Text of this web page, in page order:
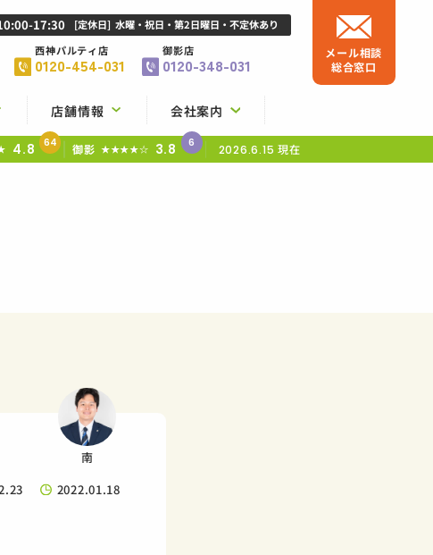
店舗情報 会社案内
17:30 [定休日] 水曜・祝日・第2日曜日・不定休あり
西神パルティ店
0120-454-031
御影店
0120-348-031
メール相談
総合窓口
4.8 64 御影 ★★★★☆ 3.8 6 2026.6.15 現在
南
2022.01.18